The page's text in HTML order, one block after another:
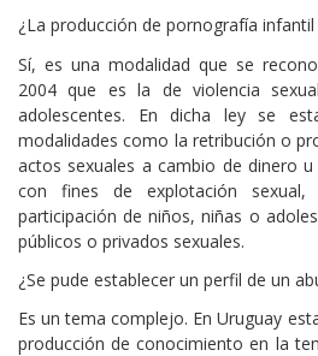
¿La producción de pornografía
Sí, es una modalidad que se
2004 que es la de violencia
adolescentes. En dicha ley se
modalidades como la retribución o
actos sexuales a cambio de dinero
con fines de explotación
participación de niños, niñas o
públicos o privados sexuales.
¿Se pude establecer un perfil de un
Es un tema complejo. En Uruguay
producción de conocimiento en la